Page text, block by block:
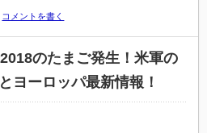
コメントを書く
のたまご発生！米軍の
ヨーロッパ最新情報！